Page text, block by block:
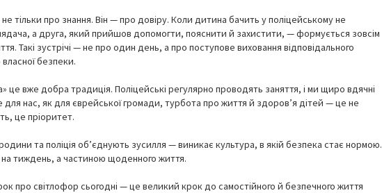
тільки про знання. Він — про довіру. Коли дитина бачить у поліцейському не
а друга, який прийшов допомогти, пояснити й захистити, — формується зовсім
Такі зустрічі — не про один день, а про поступове виховання відповідального
безпеки.
це вже добра традиція. Поліцейські регулярно проводять заняття, і ми щиро вдячні
для нас, як для єврейської громади, турбота про життя й здоров’я дітей — це не
це пріоритет.
та поліція об’єднують зусилля — виникає культура, в якій безпека стає нормою.
на тиждень, а частиною щоденного життя.
про світлофор сьогодні — це великий крок до самостійного й безпечного життя